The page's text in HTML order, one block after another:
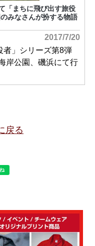
「まちに飛び出す旅役
みなさんが扮する物語
2017/7/20
者」シリーズ第8弾
岸公園、磯浜にて行
戻る